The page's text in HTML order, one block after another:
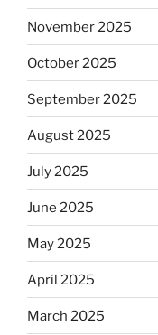
November 2025
October 2025
September 2025
August 2025
July 2025
June 2025
May 2025
April 2025
March 2025